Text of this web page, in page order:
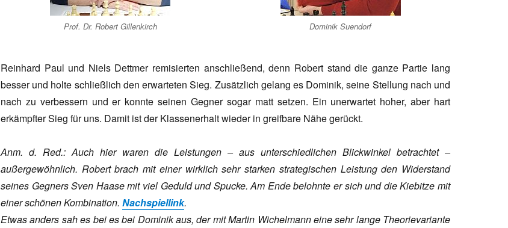
Prof. Dr. Robert Gillenkirch Dominik Suendorf
Reinhard Paul und Niels Dettmer remisierten anschließend, denn Robert stand die ganze Partie lang
besser und holte schließlich den erwarteten Sieg. Zusätzlich gelang es Dominik, seine Stellung nach und
nach zu verbessern und er konnte seinen Gegner sogar matt setzen. Ein unerwartet hoher, aber hart
erkämpfter Sieg für uns. Damit ist der Klassenerhalt wieder in greifbare Nähe gerückt.
Anm. d. Red.: Auch hier waren die Leistungen – aus unterschiedlichen Blickwinkel betrachtet –
außergewöhnlich. Robert brach mit einer wirklich sehr starken strategischen Leistung den Widerstand
seines Gegners Sven Haase mit viel Geduld und Spucke. Am Ende belohnte er sich und die Kiebitze mit
einer schönen Kombination. Nachspiellink.
Etwas anders sah es bei es bei Dominik aus, der mit Martin Wichelmann eine sehr lange Theorievariante